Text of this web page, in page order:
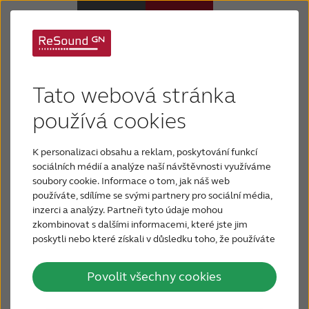
Tato webová stránka
používá cookies
K personalizaci obsahu a reklam, poskytování funkcí
sociálních médií a analýze naší návštěvnosti využíváme
soubory cookie. Informace o tom, jak náš web
používáte, sdílíme se svými partnery pro sociální média,
inzerci a analýzy. Partneři tyto údaje mohou
zkombinovat s dalšími informacemi, které jste jim
poskytli nebo které získali v důsledku toho, že používáte
Povolit všechny cookies
Sluchová ztráta
Proč právě ReSound
Podpora a Péče
FOR JOURNALISTS
FOR PROFESSIONALS
Značka ReSoundmá bohaté dědictví a vytváří
nejmodernější sluchová řešení od roku 1943.
Společnost ReSound v průběhu let přetvořila nový
prostor pro zpracování zvuku pomocí komprese s
širokým dynamickým rozsahem (WDRC) a vytvořila
první sluchadla, která byla vyrobena pro iPhone.
ReSound Smart Hearing je hrdým držitelem